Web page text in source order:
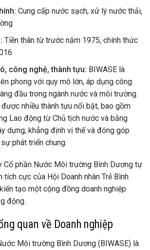
Cung cấp nước sạch, xử lý nước thải,
Tiền thân từ trước năm 1975, chính thức
công nghệ, thành tựu: BIWASE là
phong với quy mô lớn, áp dụng công
đầu trong ngành nước và môi trường.
nhiều thành tựu nổi bật, bao gồm
Lao động từ Chủ tịch nước và bằng
dựng, khẳng định vị thế và đóng góp
phát triển chung.
Cổ phần Nước Môi trường Bình Dương tự
tích cực của Hội Doanh nhân Trẻ Bình
tạo một cộng đồng doanh nghiệp
động.
quan về Doanh nghiệp
Môi trường Bình Dương (BIWASE) là